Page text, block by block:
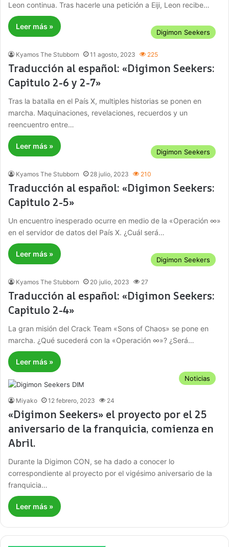
Leon continua. Tras hacerle una petición a Eiji, Leon recibe…
Leer más »
Digimon Seekers
Kyamos The Stubborn 11 agosto, 2023 225
Traducción al español: «Digimon Seekers:
Capitulo 2-6 y 2-7»
Tras la batalla en el País X, multiples historias se ponen en
marcha. Maquinaciones, revelaciones, recuerdos y un
reencuentro entre…
Leer más »
Digimon Seekers
Kyamos The Stubborn 28 julio, 2023 210
Traducción al español: «Digimon Seekers:
Capitulo 2-5»
Un encuentro inesperado ocurre en medio de la «Operación ∞»
en el servidor de datos del País X. ¿Cuál será…
Leer más »
Digimon Seekers
Kyamos The Stubborn 20 julio, 2023 27
Traducción al español: «Digimon Seekers:
Capitulo 2-4»
La gran misión del Crack Team «Sons of Chaos» se pone en
marcha. ¿Qué sucederá con la «Operación ∞»? ¿Será…
Leer más »
Noticias
Miyako 12 febrero, 2023 24
«Digimon Seekers» el proyecto por el 25
aniversario de la franquicia, comienza en
Abril.
Durante la Digimon CON, se ha dado a conocer lo
correspondiente al proyecto por el vigésimo aniversario de la
franquicia…
Leer más »